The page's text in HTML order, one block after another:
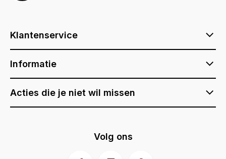
Klantenservice
Informatie
Acties die je niet wil missen
Volg ons